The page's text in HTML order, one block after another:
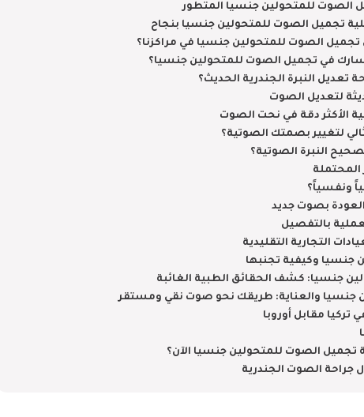
الصوت للمتحولين جنسيا المتطور
تجميل الصوت للمتحولين جنسيا بنجاح
تجميل الصوت للمتحولين جنسيا في مراكزنا؟
في تجميل الصوت للمتحولين جنسيا؟
تعديل النبرة الجندرية الحديث؟
لتعديل الصوت
الأكثر دقة في نحت الصوت
لتغيير بصمتك الصوتية؟
النبرة الصوتية؟
المحتملة
ونفسياً؟
العودة بصوت جديد
بالتفصيل
التجارية التقليدية
جنسيا وكيفية تجنبها
جنسيا: كشف الحقائق الطبية الغائبة
جنسيا والعناية: طريقك نحو صوت نقي ومستقر
مقابل أوروبا
الصوت للمتحولين جنسيا الآن؟
الصوت الجندرية